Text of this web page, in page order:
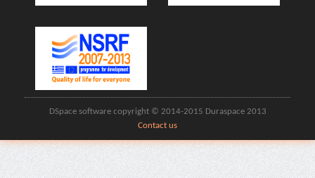
DSpace software copyright © 2014-2015 Duraspace 2013
Contact us